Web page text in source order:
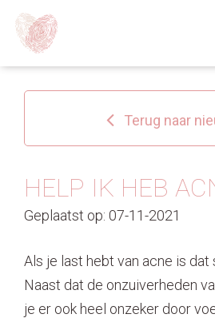
Over
Tarieven
Blog
Webshop
Terug naar
HELP IK HEB
Geplaatst op: 07-11-2021
Als je last hebt van acne is dat
Naast dat de onzuiverheden
je er ook heel onzeker door